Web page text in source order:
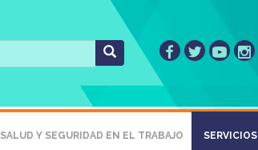
SALUD Y SEGURIDAD EN EL TRABAJO SERVICIOS